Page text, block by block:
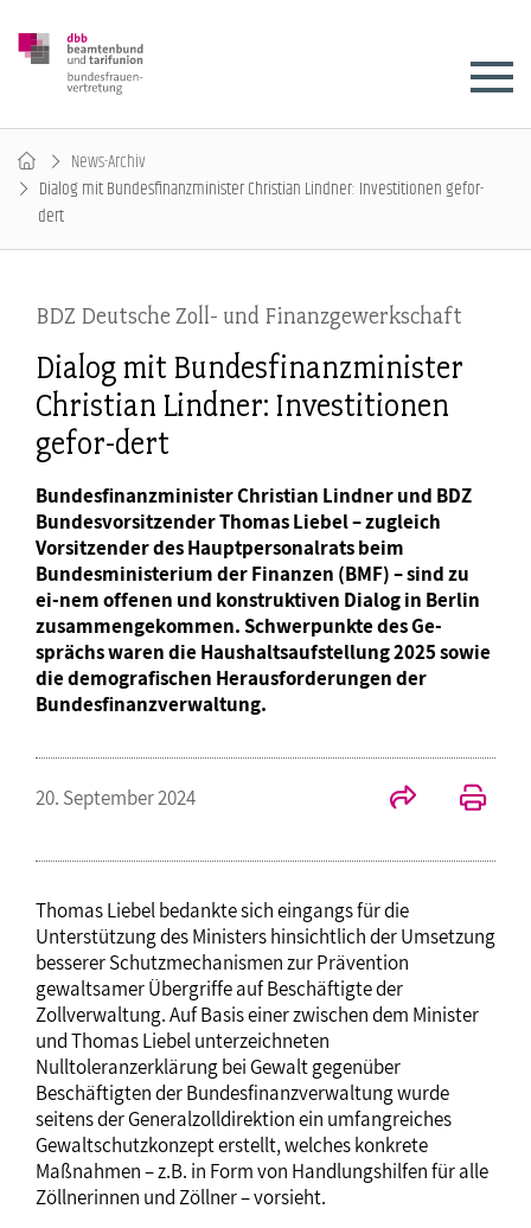
News-Archiv
Dialog mit Bundesfinanzminister Christian Lindner: Investitionen gefor-
dert
BDZ Deutsche Zoll- und Finanzgewerkschaft
Dialog mit Bundesfinanzminister
Christian Lindner: Investitionen
gefor-dert
Bundesfinanzminister Christian Lindner und BDZ
Bundesvorsitzender Thomas Liebel – zugleich
Vorsitzender des Hauptpersonalrats beim
Bundesministerium der Finanzen (BMF) – sind zu
ei-nem offenen und konstruktiven Dialog in Berlin
zusammengekommen. Schwerpunkte des Ge-
sprächs waren die Haushaltsaufstellung 2025 sowie
die demografischen Herausforderungen der
Bundesfinanzverwaltung.
20. September 2024
Thomas Liebel bedankte sich eingangs für die
Unterstützung des Ministers hinsichtlich der Umsetzung
besserer Schutzmechanismen zur Prävention
gewaltsamer Übergriffe auf Beschäftigte der
Zollverwaltung. Auf Basis einer zwischen dem Minister
und Thomas Liebel unterzeichneten
Nulltoleranzerklärung bei Gewalt gegenüber
Beschäftigten der Bundesfinanzverwaltung wurde
seitens der Generalzolldirektion ein umfangreiches
Gewaltschutzkonzept erstellt, welches konkrete
Maßnahmen – z.B. in Form von Handlungshilfen für alle
Zöllnerinnen und Zöllner – vorsieht.